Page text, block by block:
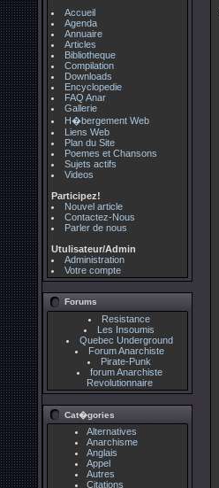
Accueil
Agenda
Annuaire
Articles
Bibliotheque
Compilation
Downloads
Encyclopedie
FAQ Anar
Gallerie
H�bergement Web
Liens Web
Plan du Site
Poemes et Chansons
Sujets actifs
Videos
Participez!
Nouvel article
Contactez-Nous
Parler de nous
Utulisateur/Admin
Administration
Votre compte
Forums
Resistance
Les Insoumis
Quebec Underground
Forum Anarchiste
Pirate-Punk
forum Anarchiste
Revolutionnaire
Cat�gories
Alternatives
Anarchisme
Anglais
Appel
Autres
Citations